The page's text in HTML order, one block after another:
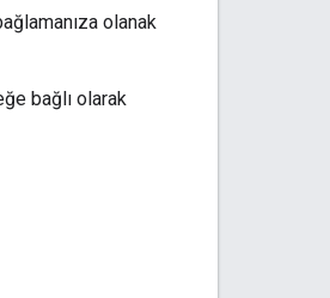
olanak
bağlı olarak